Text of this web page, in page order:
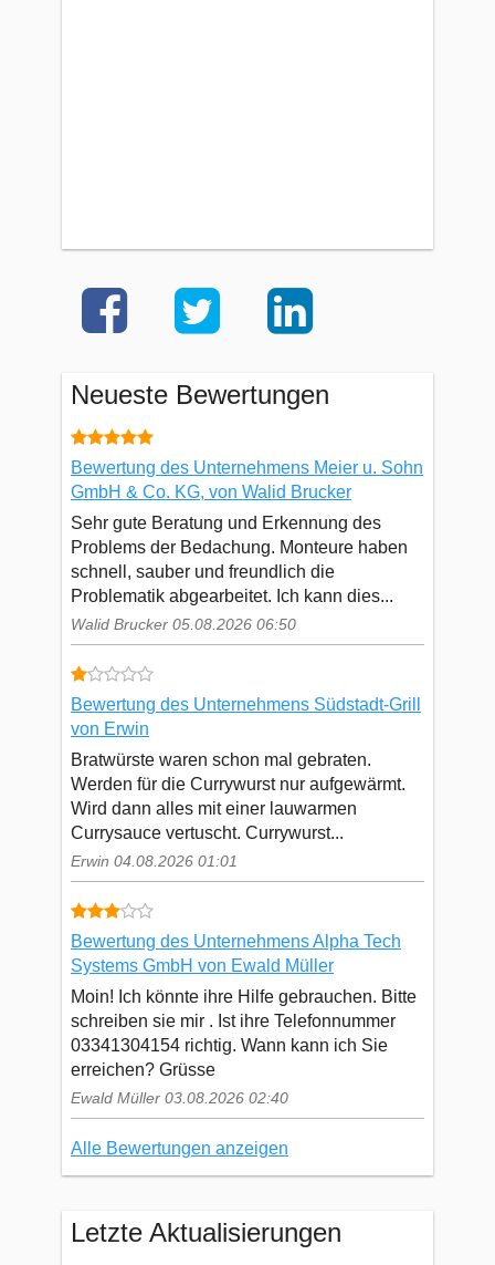
Neueste Bewertungen
Bewertung des Unternehmens Meier u. Sohn
GmbH & Co. KG, von Walid Brucker
Sehr gute Beratung und Erkennung des
Problems der Bedachung. Monteure haben
schnell, sauber und freundlich die
Problematik abgearbeitet. Ich kann dies...
Walid Brucker 05.08.2026 06:50
Bewertung des Unternehmens Südstadt-Grill
von Erwin
Bratwürste waren schon mal gebraten.
Werden für die Currywurst nur aufgewärmt.
Wird dann alles mit einer lauwarmen
Currysauce vertuscht. Currywurst...
Erwin 04.08.2026 01:01
Bewertung des Unternehmens Alpha Tech
Systems GmbH von Ewald Müller
Moin! Ich könnte ihre Hilfe gebrauchen. Bitte
schreiben sie mir . Ist ihre Telefonnummer
03341304154 richtig. Wann kann ich Sie
erreichen? Grüsse
Ewald Müller 03.08.2026 02:40
Alle Bewertungen anzeigen
Letzte Aktualisierungen